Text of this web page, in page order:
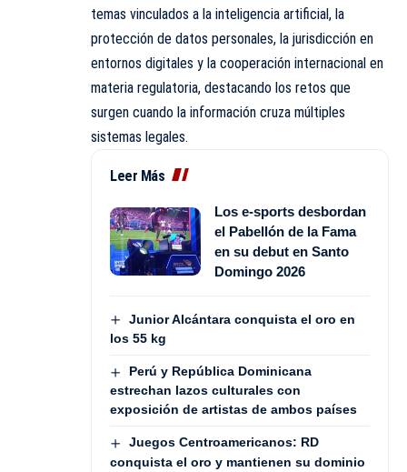
temas vinculados a la inteligencia artificial, la
protección de datos personales, la jurisdicción en
entornos digitales y la cooperación internacional en
materia regulatoria, destacando los retos que
surgen cuando la información cruza múltiples
sistemas legales.
Leer Más
Los e-sports desbordan
el Pabellón de la Fama
en su debut en Santo
Domingo 2026
Junior Alcántara conquista el oro en
los 55 kg
Perú y República Dominicana
estrechan lazos culturales con
exposición de artistas de ambos países
Juegos Centroamericanos: RD
conquista el oro y mantienen su dominio